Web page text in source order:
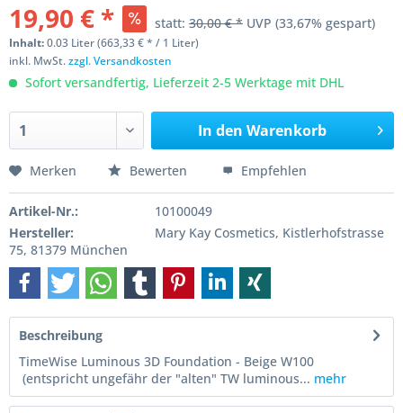
19,90 € * statt: 30,00 € * UVP (33,67% gespart)
Inhalt:0.03 Liter (663,33 € * / 1 Liter)
inkl. MwSt.zzgl. Versandkosten
Sofort versandfertig, Lieferzeit 2-5 Werktage mit DHL
In den Warenkorb
Merken Bewerten Empfehlen
Artikel-Nr.:
10100049
Hersteller:
Mary Kay Cosmetics, Kistlerhofstrasse
75, 81379 München
Beschreibung
TimeWise Luminous 3D Foundation - Beige W100
(entspricht ungefähr der "alten" TW luminous... mehr